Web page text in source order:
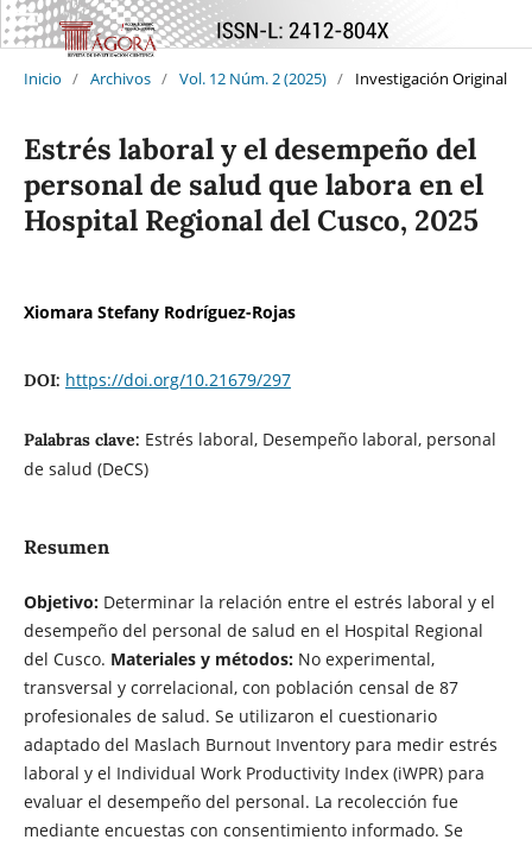
Inicio / Archivos / Vol. 12 Núm. 2 (2025) / Investigación Original
Estrés laboral y el desempeño del
personal de salud que labora en el
Hospital Regional del Cusco, 2025
Xiomara Stefany Rodríguez-Rojas
DOI: https://doi.org/10.21679/297
Palabras clave: Estrés laboral, Desempeño laboral, personal
de salud (DeCS)
Resumen
Objetivo:Determinar la relación entre el estrés laboral y el
desempeño del personal de salud en el Hospital Regional
del Cusco. Materiales y métodos:No experimental,
transversal y correlacional, con población censal de 87
profesionales de salud. Se utilizaron el cuestionario
adaptado del Maslach Burnout Inventory para medir estrés
laboral y el Individual Work Productivity Index (iWPR) para
evaluar el desempeño del personal. La recolección fue
mediante encuestas con consentimiento informado. Se